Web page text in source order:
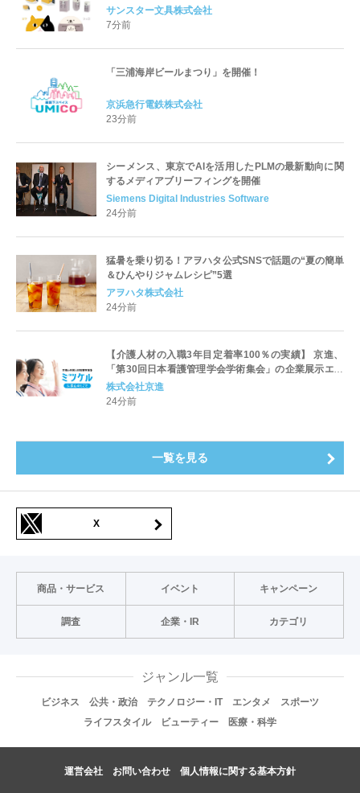
が仲間入り！
サンスター文具株式会社
7分前
「三浦海岸ビールまつり」を開催！
京浜急行電鉄株式会社
23分前
シーメンス、東京でAIを活用したPLMの最新動向に関
するメディアブリーフィングを開催
Siemens Digital Industries Software
24分前
猛暑を乗り切る！アヲハタ公式SNSで話題の“夏の簡単
＆ひんやりジャムレシピ”5選
アヲハタ株式会社
24分前
【介護人材の入職3年目定着率100％の実績】 京進、
「第30回日本看護管理学会学術集会」の企業展示エリ
アに出展
株式会社京進
24分前
一覧を見る
X
商品・サービス イベント キャンペーン
調査 企業・IR カテゴリ
ジャンル一覧
ビジネス 公共・政治 テクノロジー・IT エンタメ
スポーツ
ライフスタイル
ビューティー 医療・科学
運営会社 お問い合わせ 個人情報に関する基本方針